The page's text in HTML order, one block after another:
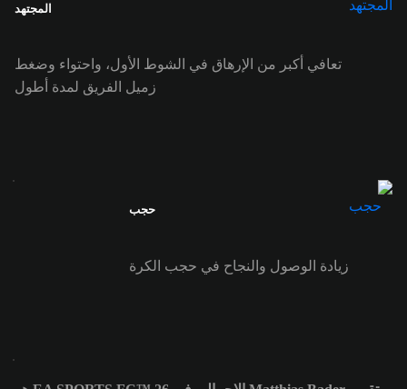
المجتهد
تعافي أكبر من الإرهاق في الشوط الأول، واحتواء وضغط
زميل الفريق لمدة أطول
حجب
زيادة الوصول والنجاح في حجب الكرة